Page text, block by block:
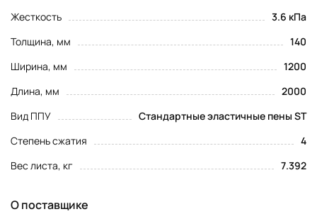
Жесткость
3.6 кПа
Толщина, мм
140
Ширина, мм
1200
Длина, мм
2000
Вид ППУ
Стандартные эластичные пены ST
Степень сжатия
4
Вес листа, кг
7.392
О поставщике